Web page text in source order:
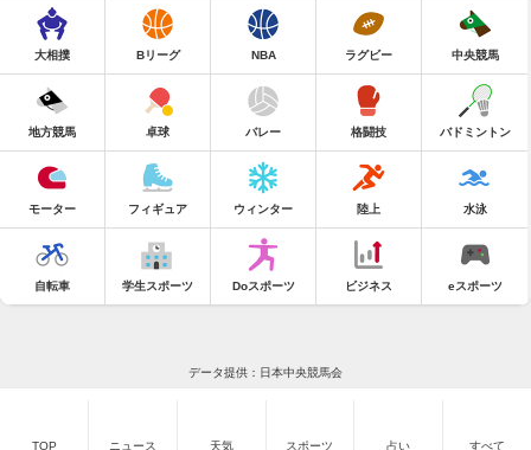
大相撲 Bリーグ NBA ラグビー 中央競馬
地方競馬 卓球 バレー 格闘技 バドミントン
モーター フィギュア ウィンター 陸上 水泳
自転車 学生スポーツ Doスポーツ ビジネス eスポーツ
データ提供：日本中央競馬会
TOP ニュース 天気 スポーツ 占い すべて